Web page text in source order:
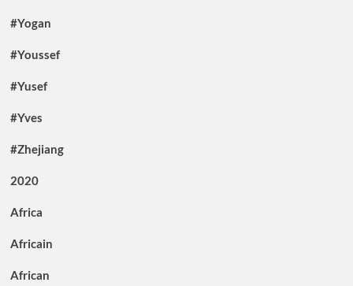
#Yogan
#Youssef
#Yusef
#Yves
#Zhejiang
2020
Africa
Africain
African